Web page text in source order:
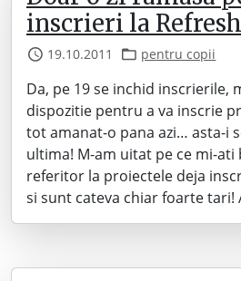
inscrieri la
19.10.2011 pentru copii
Da, pe 19 se inchid inscrierile,
dispozitie pentru a va inscrie
tot amanat-o pana azi… asta-i
ultima! M-am uitat pe ce mi-ati
referitor la proiectele deja
si sunt cateva chiar foarte tari!